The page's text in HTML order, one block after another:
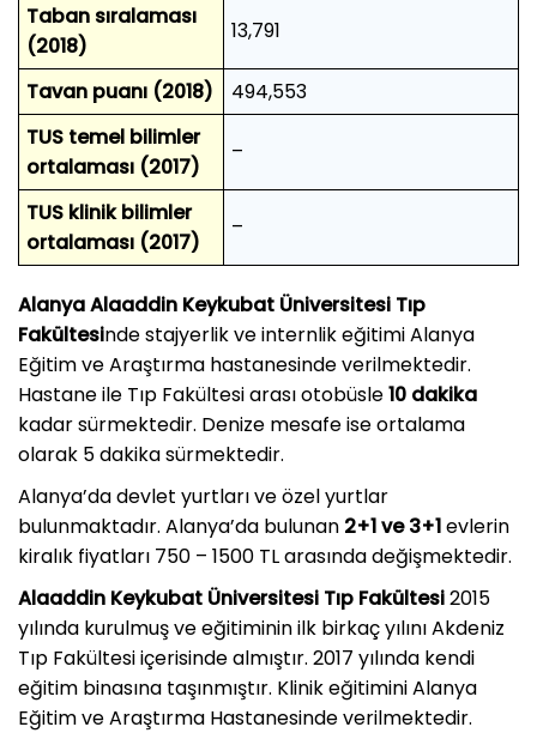
Taban sıralaması
(2018)
13,791
Tavan puanı (2018)
494,553
TUS temel bilimler
ortalaması (2017)
–
TUS klinik bilimler
ortalaması (2017)
–
Alanya Alaaddin Keykubat Üniversitesi Tıp
Fakültesinde stajyerlik ve internlik eğitimi Alanya
Eğitim ve Araştırma hastanesinde verilmektedir.
Hastane ile Tıp Fakültesi arası otobüsle10 dakika
kadar sürmektedir. Denize mesafe ise ortalama
olarak 5 dakika sürmektedir.
Alanya’da devlet yurtları ve özel yurtlar
bulunmaktadır. Alanya’da bulunan 2+1 ve 3+1evlerin
kiralık fiyatları 750 – 1500 TL arasında değişmektedir.
Alaaddin Keykubat Üniversitesi Tıp Fakültesi2015
yılında kurulmuş ve eğitiminin ilk birkaç yılını Akdeniz
Tıp Fakültesi içerisinde almıştır. 2017 yılında kendi
eğitim binasına taşınmıştır. Klinik eğitimini Alanya
Eğitim ve Araştırma Hastanesinde verilmektedir.